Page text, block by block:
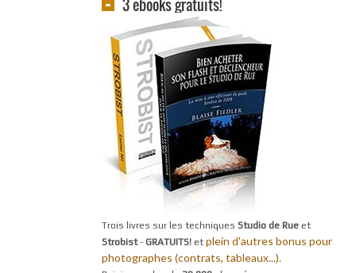
3 ebooks gratuits!
Trois livres sur les techniques Studio de Rue et
Strobist- GRATUITS! et plein d'autres bonus pour
photographes (contrats, tableaux...).